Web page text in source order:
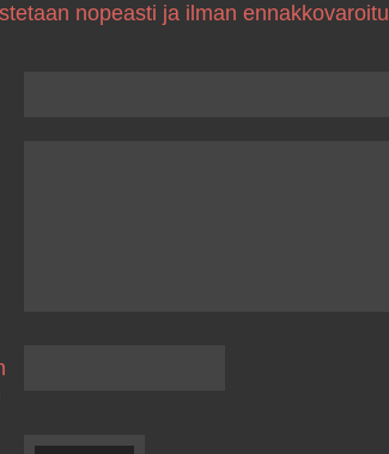
nopeasti ja ilman